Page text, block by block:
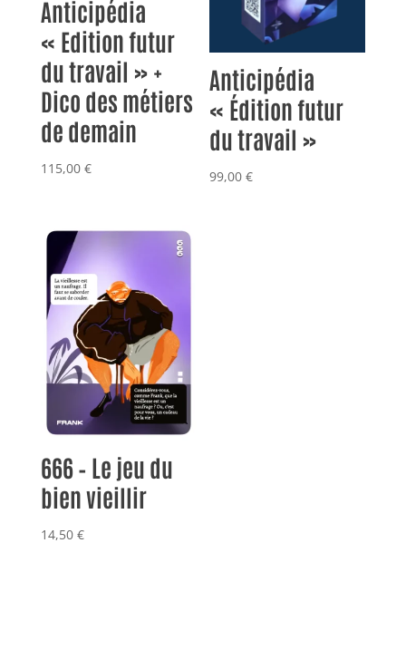
Anticipédia
« Edition futur
du travail » +
Dico des métiers
de demain
115,00 €
Anticipédia
« Édition futur
du travail »
99,00€
666 – Le jeu du
bien vieillir
14,50 €